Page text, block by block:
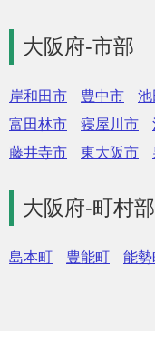
大阪府-市部
岸和田市 豊中市 池
富田林市
寝屋川市
藤井寺市
東大阪市
大阪府-町村部
島本町 豊能町 能勢